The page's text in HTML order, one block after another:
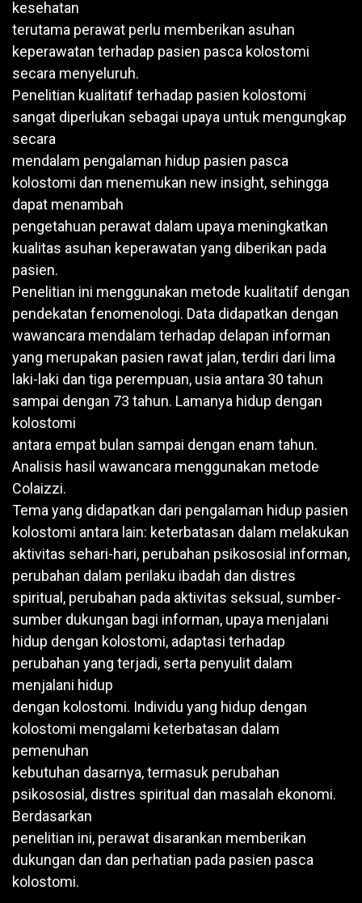
kesehatan
terutama perawat perlu memberikan asuhan
keperawatan terhadap pasien pasca kolostomi
secara menyeluruh.
Penelitian kualitatif terhadap pasien kolostomi
sangat diperlukan sebagai upaya untuk mengungkap
secara
mendalam pengalaman hidup pasien pasca
kolostomi dan menemukan new insight, sehingga
dapat menambah
pengetahuan perawat dalam upaya meningkatkan
kualitas asuhan keperawatan yang diberikan pada
pasien.
Penelitian ini menggunakan metode kualitatif dengan
pendekatan fenomenologi. Data didapatkan dengan
wawancara mendalam terhadap delapan informan
yang merupakan pasien rawat jalan, terdiri dari lima
laki-laki dan tiga perempuan, usia antara 30 tahun
sampai dengan 73 tahun. Lamanya hidup dengan
kolostomi
antara empat bulan sampai dengan enam tahun.
Analisis hasil wawancara menggunakan metode
Colaizzi.
Tema yang didapatkan dari pengalaman hidup pasien
kolostomi antara lain: keterbatasan dalam melakukan
aktivitas sehari-hari, perubahan psikososial informan,
perubahan dalam perilaku ibadah dan distres
spiritual, perubahan pada aktivitas seksual, sumber-
sumber dukungan bagi informan, upaya menjalani
hidup dengan kolostomi, adaptasi terhadap
perubahan yang terjadi, serta penyulit dalam
menjalani hidup
dengan kolostomi. Individu yang hidup dengan
kolostomi mengalami keterbatasan dalam
pemenuhan
kebutuhan dasarnya, termasuk perubahan
psikososial, distres spiritual dan masalah ekonomi.
Berdasarkan
penelitian ini, perawat disarankan memberikan
dukungan dan dan perhatian pada pasien pasca
kolostomi.